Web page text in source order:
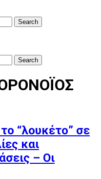
Search
Search
“λουκέτο” σε
και
– Οι